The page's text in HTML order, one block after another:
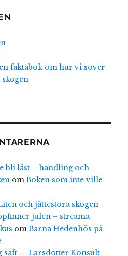
faktabok om hur vi sover
bli läst – handling och
om Boken som inte ville
och jättestora skogen
julen – streama
om Barna Hedenhös på
saft — Larsdotter Konsult